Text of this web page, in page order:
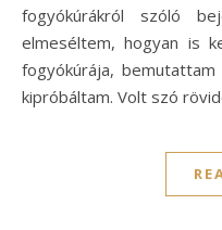
fogyókúrákról szóló
elmeséltem, hogyan is
fogyókúrája,
kipróbáltam. Volt szó